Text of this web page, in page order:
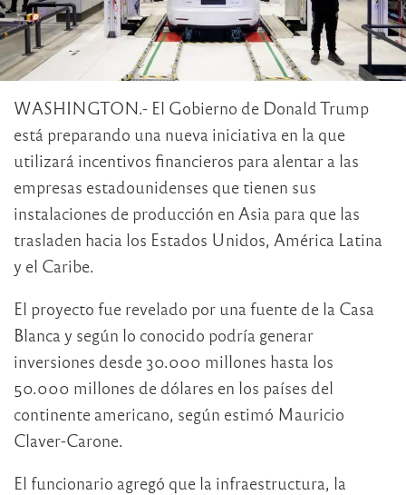
WASHINGTON.- El Gobierno de Donald Trump
está preparando una nueva iniciativa en la que
utilizará incentivos financieros para alentar a las
empresas estadounidenses que tienen sus
instalaciones de producción en Asia para que las
trasladen hacia los Estados Unidos, América Latina
y el Caribe.
El proyecto fue revelado por una fuente de la Casa
Blanca y según lo conocido podría generar
inversiones desde 30.000 millones hasta los
50.000 millones de dólares en los países del
continente americano, según estimó Mauricio
Claver-Carone.
El funcionario agregó que la infraestructura, la